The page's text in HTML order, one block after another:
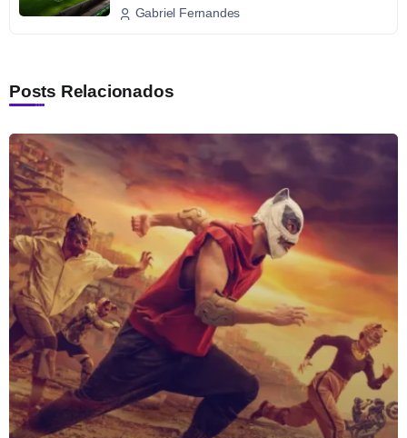
Gabriel Fernandes
Posts Relacionados